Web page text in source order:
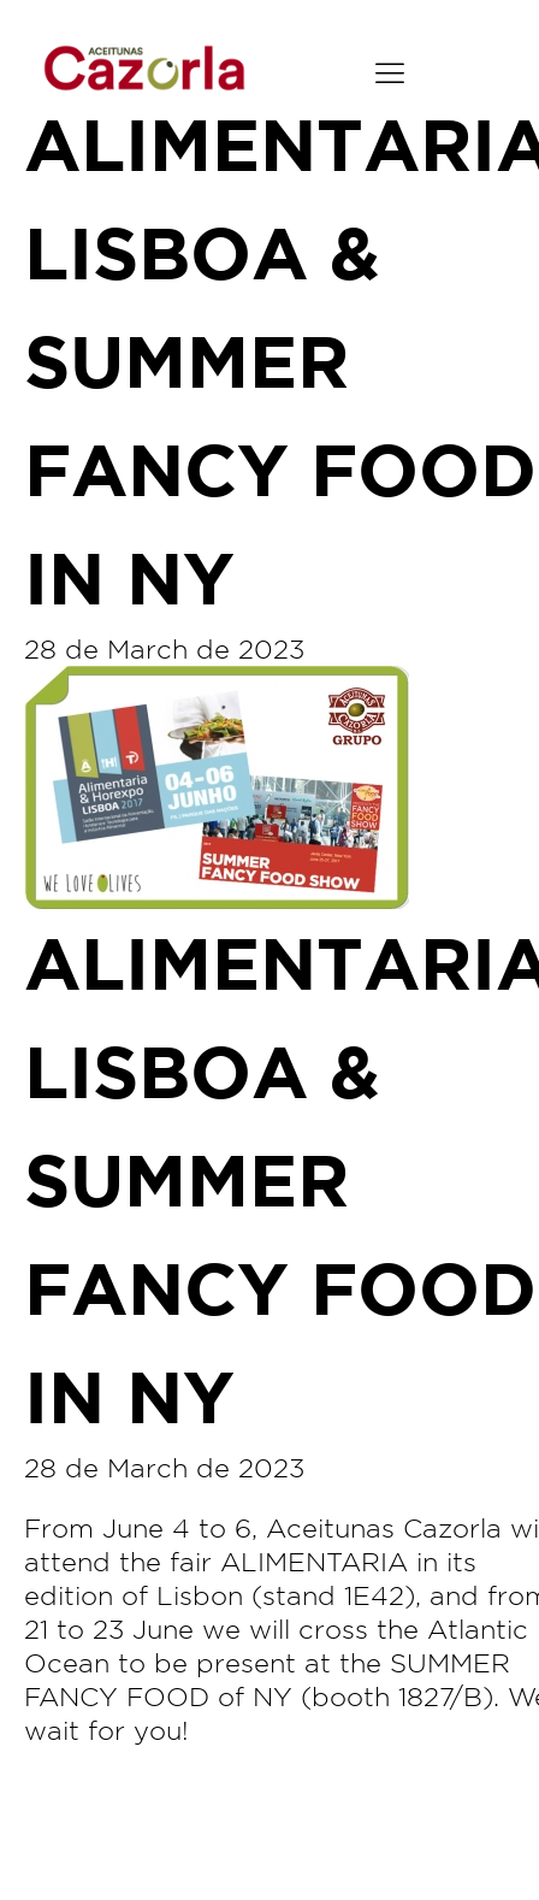
LISBOA &
SUMMER
FANCY FOOD
IN NY
28 de March de 2023
LISBOA &
SUMMER
FANCY FOOD
IN NY
28 de March de 2023
From June 4 to 6, Aceitunas Cazorla
attend the fair ALIMENTARIA in its
edition of Lisbon (stand 1E42), and
21 to 23 June we will cross the Atlantic
Ocean to be present at the SUMMER
FANCY FOOD of NY (booth 1827/B).
wait for you!